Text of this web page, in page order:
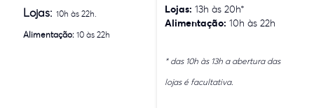
Lojas:10h às 22h.
Alimentação: 10 às 22h
Lojas: 13h às 20h*
Alimentação: 10h às 22h
* das 10h às 13h a abertura das
lojas é facultativa.